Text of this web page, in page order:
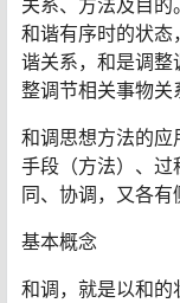
关系、方法及目
和谐有序时的状态
谐关系，和是调整
整调节相关事物关
和调思想方法的应
手段（方法）、
同、协调，又各有
基本概念
和调，就是以和的